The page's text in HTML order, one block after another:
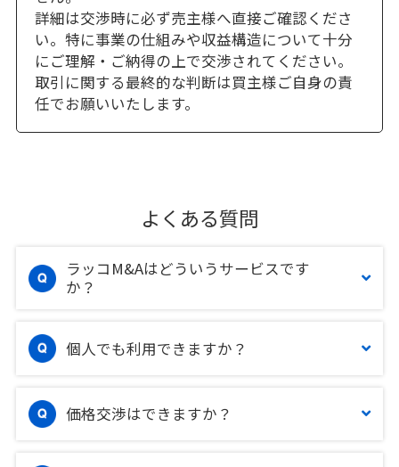
詳細は交渉時に必ず売主様へ直接ご確認くださ
い。特に事業の仕組みや収益構造について十分
にご理解・ご納得の上で交渉されてください。
取引に関する最終的な判断は買主様ご自身の責
任でお願いいたします。
よくある質問
ラッコM&Aはどういうサービスです
か？
個人でも利用できますか？
価格交渉はできますか？